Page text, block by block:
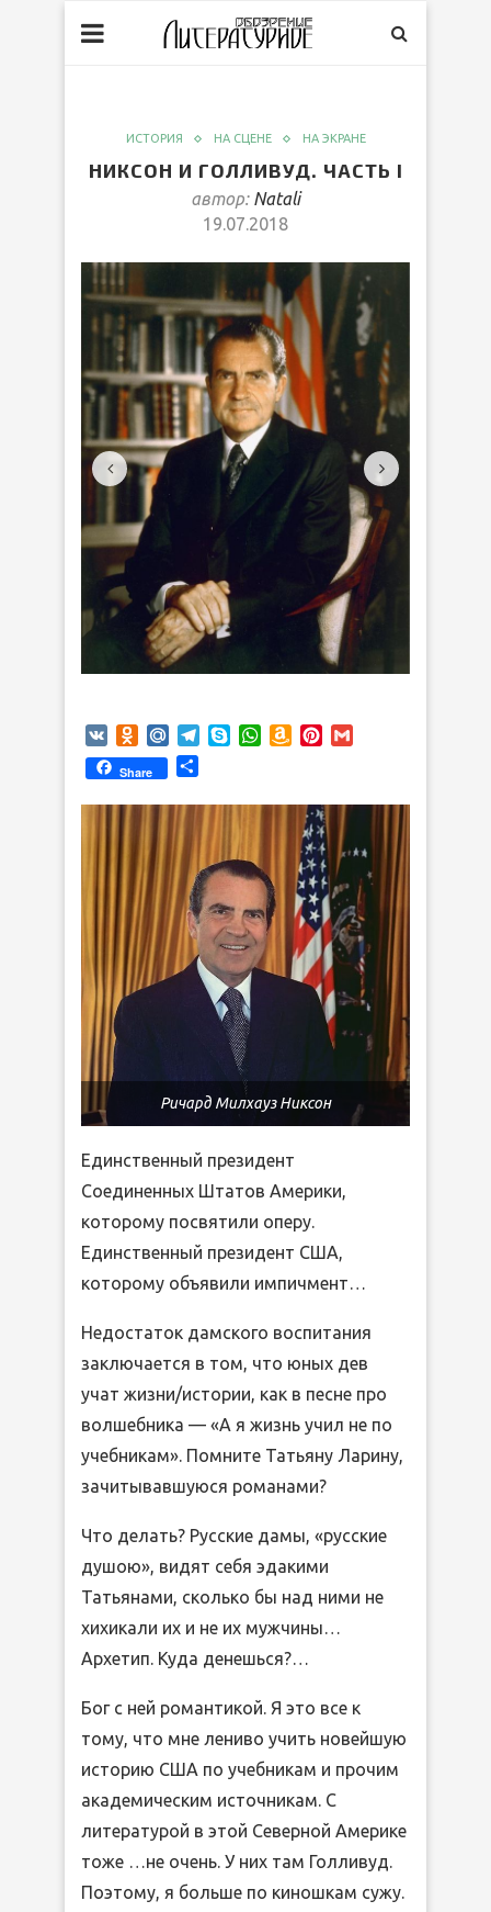
ИСТОРИЯ НА СЦЕНЕ НА ЭКРАНЕ
НИКСОН И ГОЛЛИВУД. ЧАСТЬ I
автор: Natali
19.07.2018
VK Odnoklassniki
Mail.RuTelegram
SkypeWhatsApp
AmazonPinterest
Share
Ричард Милхауз Никсон
Единственный президент
Соединенных Штатов Америки,
которому посвятили оперу.
Единственный президент США,
которому объявили импичмент…
Недостаток дамского воспитания
заключается в том, что юных дев
учат жизни/истории, как в песне про
волшебника — «А я жизнь учил не по
учебникам». Помните Татьяну Ларину,
зачитывавшуюся романами?
Что делать? Русские дамы, «русские
душою», видят себя эдакими
Татьянами, сколько бы над ними не
хихикали их и не их мужчины…
Архетип. Куда денешься?…
Бог с ней романтикой. Я это все к
тому, что мне лениво учить новейшую
историю США по учебникам и прочим
академическим источникам. С
литературой в этой Северной Америке
тоже …не очень. У них там Голливуд.
Поэтому, я больше по киношкам сужу.